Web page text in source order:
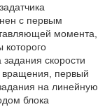
с первым
момента,
которого
скорости
вращения, первый
на линейную
блока